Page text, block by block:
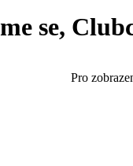
se,
Pro